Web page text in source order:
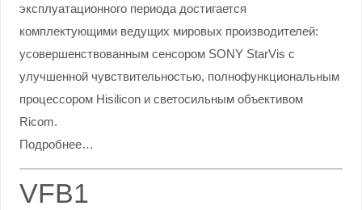
эксплуатационного периода достигается
комплектующими ведущих мировых производителей:
усовершенствованным сенсором SONY StarVis с
улучшенной чувствительностью, полнофункциональным
процессором Hisilicon и светосильным объективом
Ricom.
Подробнее…
VFB1